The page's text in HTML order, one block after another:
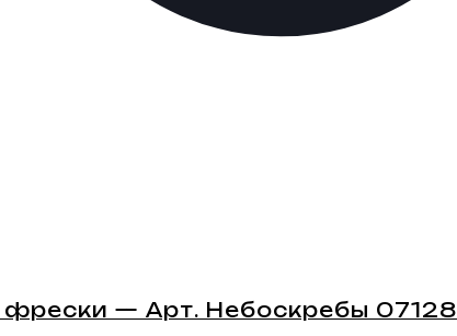
— Арт. Небоскребы 07128